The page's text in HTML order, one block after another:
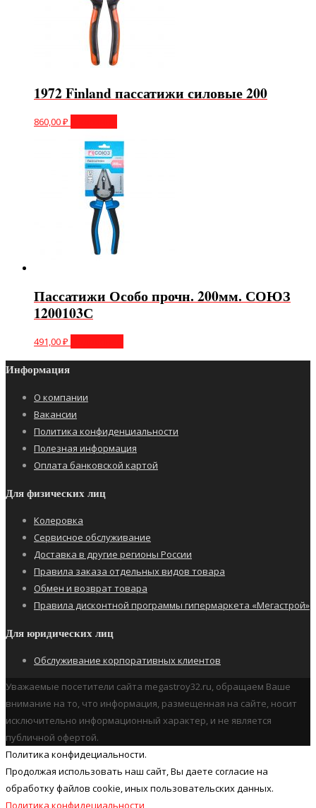
1972 Finland пассатижи силовые 200
860,00₽
Пассатижи Особо прочн. 200мм. СОЮЗ
1200103С
491,00₽
Информация
О компании
Вакансии
Политика конфиденциальности
Полезная информация
Оплата банковской картой
Для физических лиц
Колеровка
Сервисное обслуживание
Доставка в другие регионы России
Правила заказа отдельных видов товара
Обмен и возврат товара
Правила дисконтной программы гипермаркета «Мегастрой»
Для юридических лиц
Обслуживание корпоративных клиентов
Уважаемые посетители сайта megastroy32.ru, обращаем Ваше
внимание на то, что информация, размещенная на сайте, носит
исключительно информационный характер, и не является
публичной офертой.
Политика конфидециальности.
Продолжая использовать наш cайт, Вы даете согласие на
обработку файлов cookie, иных пользовательских данных.
Политика конфидециальности